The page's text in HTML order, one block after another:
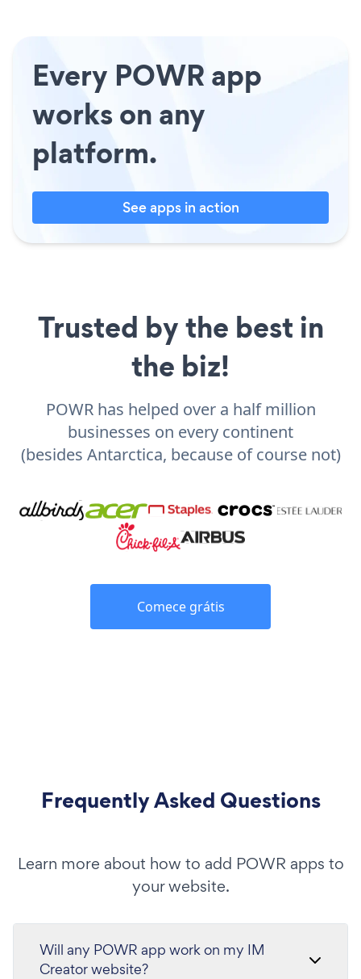
Every POWR app
works on any
platform.
See apps in action
Trusted by the best in
the biz!
POWR has helped over a half million
businesses on every continent
(besides Antarctica, because of course not)
Comece grátis
Frequently Asked Questions
Learn more about how to add POWR apps to
your website.
Will any POWR app work on my IM
Creator website?